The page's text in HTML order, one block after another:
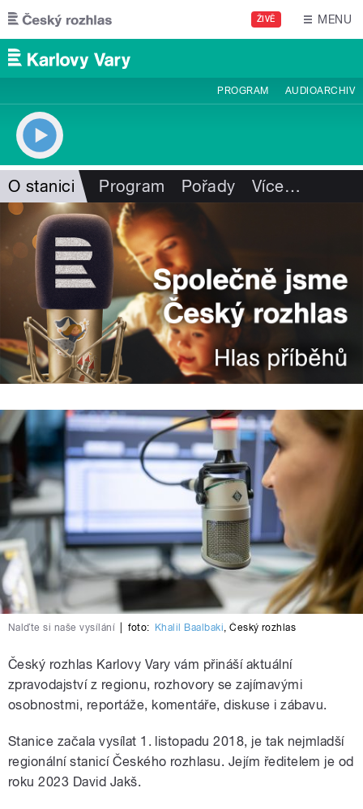
Přejít k hlavnímu obsahu
ŽIVĚ MENU
PROGRAM AUDIOARCHIV
O stanici Program Pořady Více…
Nalďte si naše vysílání foto: Khalil Baalbaki,Český rozhlas
Český rozhlas Karlovy Vary vám přináší aktuální
zpravodajství z regionu, rozhovory se zajímavými
osobnostmi, reportáže, komentáře, diskuse i zábavu.
Stanice začala vysílat 1. listopadu 2018, je tak nejmladší
regionální stanicí Českého rozhlasu. Jejím ředitelem je od
roku 2023 David Jakš.